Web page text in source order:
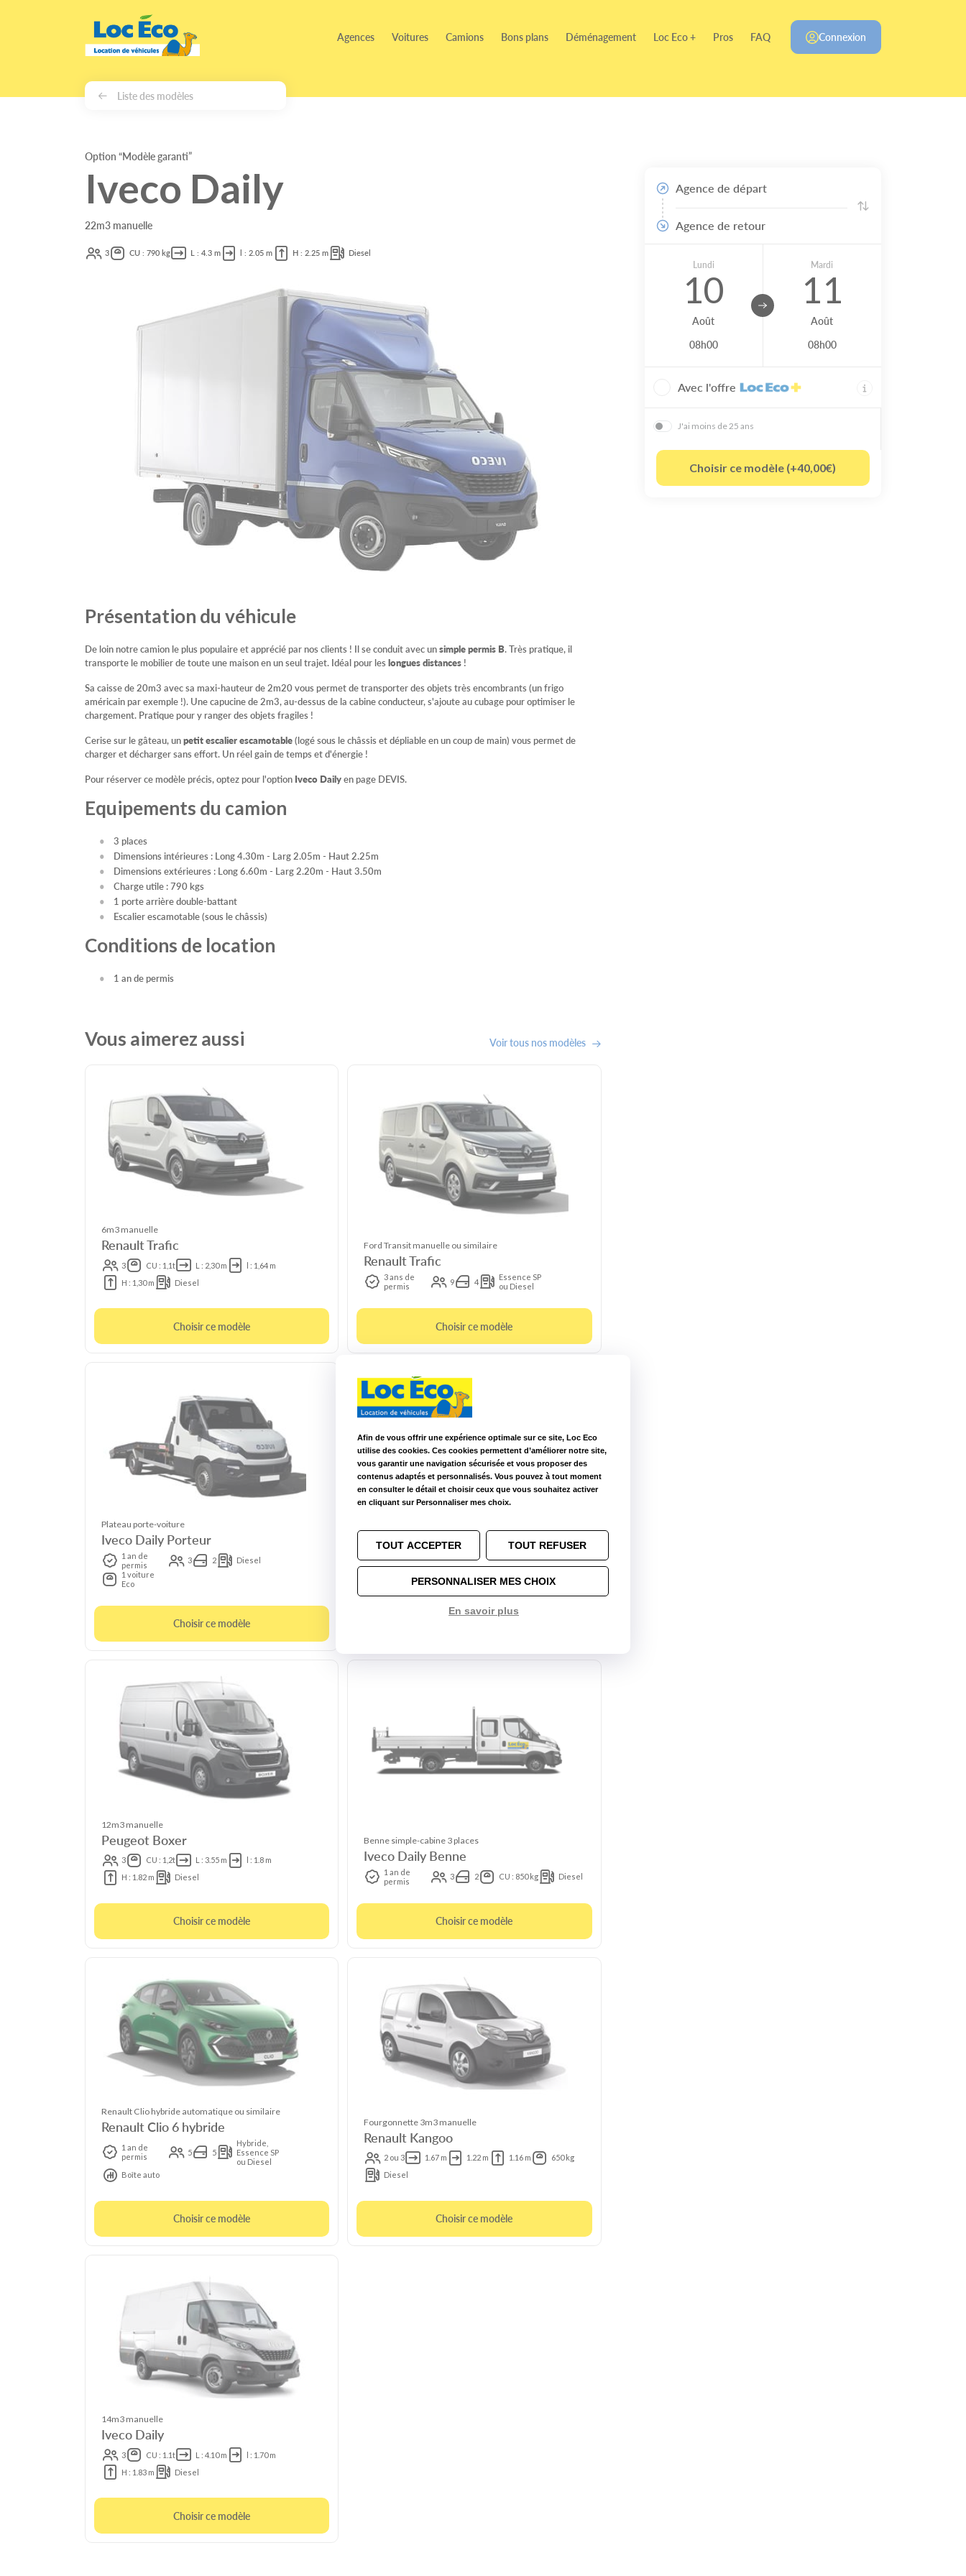
Agences Voitures Camions Bons plans Déménagement Loc Eco + Pros FAQ Connexion
Liste des modèles
Option “Modèle garanti”
Iveco Daily
22m3 manuelle
3 CU : 790 kg L : 4.3 m l : 2.05 m H : 2.25 m Diesel
Présentation du véhicule
De loin notre camion le plus populaire et apprécié par nos clients ! Il se conduit avec unsimple permis B. Très pratique, il
transporte le mobilier de toute une maison en un seul trajet. Idéal pour les longues distances !
Sa caisse de 20m3 avec sa maxi-hauteur de 2m20 vous permet de transporter des objets très encombrants (un frigo
américain par exemple !). Une capucine de 2m3, au-dessus de la cabine conducteur, s'ajoute au cubage pour optimiser le
chargement. Pratique pour y ranger des objets fragiles !
Cerise sur le gâteau, unpetit escalier escamotable(logé sous le châssis et dépliable en un coup de main) vous permet de
charger et décharger sans effort. Un réel gain de temps et d'énergie !
Pour réserver ce modèle précis, optez pour l'option Iveco Dailyen page DEVIS.
Equipements du camion
3 places
Dimensions intérieures : Long 4.30m - Larg 2.05m - Haut 2.25m
Dimensions extérieures : Long 6.60m - Larg 2.20m - Haut 3.50m
Charge utile : 790 kgs
1 porte arrière double-battant
Escalier escamotable (sous le châssis)
Conditions de location
1 an de permis
Vous aimerez aussi Voir tous nos modèles
6m3 manuelle
Renault Trafic
3 CU : 1,1t L : 2,30 m
l : 1,64 m
H : 1,30 m
Diesel
Choisir ce modèle
Ford Transit manuelle ou similaire
Renault Trafic
3 ans de
permis
9 4
Essence SP
ou Diesel
Choisir ce modèle
Plateau porte-voiture
Iveco Daily Porteur
1 an de
permis
3 2
Diesel
1 voiture
Eco
Choisir ce modèle
Peugeot Boxer
3 CU : 1.4t L : 2.8 m l : 1.75 m
H : 1.8 m
12m3 manuelle
Peugeot Boxer
3 CU : 1,2t L : 3.55 m
l : 1.8 m
H : 1.82 m
Diesel
Choisir ce modèle
Benne simple-cabine 3 places
Iveco Daily Benne
1 an de
permis
3 2 CU : 850 kg Diesel
Choisir ce modèle
Renault Clio hybride automatique ou similaire
Renault Clio 6 hybride
1 an de
permis
5 5
Hybride,
Essence SP
ou Diesel
Boîte auto
Choisir ce modèle
Fourgonnette 3m3 manuelle
Renault Kangoo
2 ou 3 1.67 m 1.22 m 1.16 m
650 kg
Diesel
Choisir ce modèle
14m3 manuelle
Iveco Daily
3 CU : 1.1t L : 4.10 m
l : 1.70 m
H : 1.83 m
Diesel
Choisir ce modèle
Agence de départ
Agence de retour
Lundi
10
Août
08h00
Mardi
11
Août
08h00
Avec l'offre
J'ai moins de 25 ans
Choisir ce modèle (+40,00€)
Afin de vous offrir une expérience optimale sur ce site, Loc Eco
utilise des cookies. Ces cookies permettent d’améliorer notre site,
vous garantir une navigation sécurisée et vous proposer des
contenus adaptés et personnalisés. Vous pouvez à tout moment
en consulter le détail et choisir ceux que vous souhaitez activer
en cliquant sur Personnaliser mes choix.
TOUT ACCEPTER TOUT REFUSER
PERSONNALISER MES CHOIX
En savoir plus